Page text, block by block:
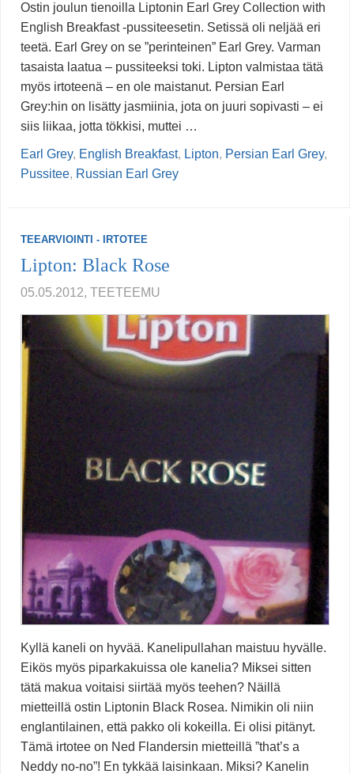
Ostin joulun tienoilla Liptonin Earl Grey Collection with
English Breakfast -pussiteesetin. Setissä oli neljää eri
teetä. Earl Grey on se ”perinteinen” Earl Grey. Varman
tasaista laatua – pussiteeksi toki. Lipton valmistaa tätä
myös irtoteenä – en ole maistanut. Persian Earl
Grey:hin on lisätty jasmiinia, jota on juuri sopivasti – ei
siis liikaa, jotta tökkisi, muttei …
Earl Grey, English Breakfast, Lipton, Persian Earl Grey,
Pussitee, Russian Earl Grey
TEEARVIOINTI - IRTOTEE
Lipton: Black Rose
05.05.2012, TEETEEMU
Kyllä kaneli on hyvää. Kanelipullahan maistuu hyvälle.
Eikös myös piparkakuissa ole kanelia? Miksei sitten
tätä makua voitaisi siirtää myös teehen? Näillä
mietteillä ostin Liptonin Black Rosea. Nimikin oli niin
englantilainen, että pakko oli kokeilla. Ei olisi pitänyt.
Tämä irtotee on Ned Flandersin mietteillä ”that’s a
Neddy no-no”! En tykkää laisinkaan. Miksi? Kanelin